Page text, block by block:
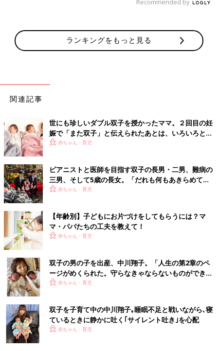
Recommended by
ランキングをもっと見る
関連記事
世にも珍しいダブル双子を授かったママ。２回目の妊
娠で「また双子」と伝えられたあとは、いろいろと不
安が巡り…!?【体験談】
赤ちゃん・育児
ピアニストと医師を目指す双子の長男・二男、難病の
三男、そして5歳の長女。「だれも何もあきらめてほ
しくない」母の思い
赤ちゃん・育児
【年齢別】子どもにお片づけをしてもらうには？マ
マ・パパたちの工夫を教えて！
赤ちゃん・育児
双子の男の子を出産、中川翔子。「人生の第2章のペ
ージがめくられた。守らなきゃならないものができ
た」という気持ちに
赤ちゃん・育児
双子を子育て中の中川翔子｡睡眠不足と戦いながら､寝
ているときに静かに吐く｢サイレント吐き｣を心配
赤ちゃん・育児